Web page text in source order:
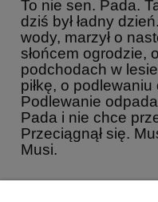
To nie sen. Pada.
dziś był ładny
wody, marzył o
słońcem ogrodzie,
podchodach w
piłkę, o
Podlewanie
Pada i nie chce
Przeciągnął się.
Musi.